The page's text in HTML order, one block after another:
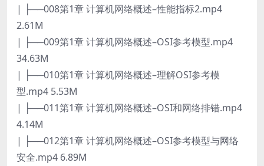
| ├──008第1章 计算机网络概述–性能指标2.mp4
2.61M
| ├──009第1章 计算机网络概述–OSI参考模型.mp4
34.63M
| ├──010第1章 计算机网络概述–理解OSI参考模
型.mp4 5.53M
| ├──011第1章 计算机网络概述–OSI和网络排错.mp4
4.14M
| ├──012第1章 计算机网络概述–OSI参考模型与网络
安全.mp4 6.89M